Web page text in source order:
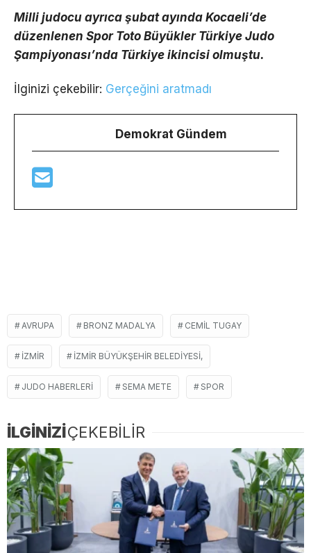
Milli judocu ayrıca şubat ayında Kocaeli’de
düzenlenen Spor Toto Büyükler Türkiye Judo
Şampiyonası’nda Türkiye ikincisi olmuştu.
İlginizi çekebilir: Gerçeğini aratmadı
Demokrat Gündem
AVRUPA BRONZ MADALYA CEMIL TUGAY
İZMIR İZMIR BÜYÜKŞEHIR BELEDIYESI,
JUDO HABERLERI SEMA METE SPOR
İLGİNİZİÇEKEBİLİR